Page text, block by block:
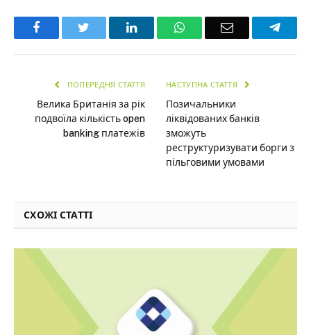
Facebook LinkedInWhatsAppEmail
ПОПЕРЕДНЯ СТАТТЯ
Велика Британія за рік
подвоїла кількість open
banking платежів
НАСТУПНА СТАТТЯ
Позичальники
ліквідованих банків
зможуть
реструктуризувати борги з
пільговими умовами
СХОЖІ СТАТТІ